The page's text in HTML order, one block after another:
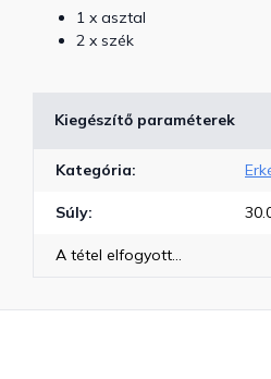
1 x asztal
2 x szék
Kiegészítő paraméterek
Kategória:
Súly:
A tétel elfogyott…